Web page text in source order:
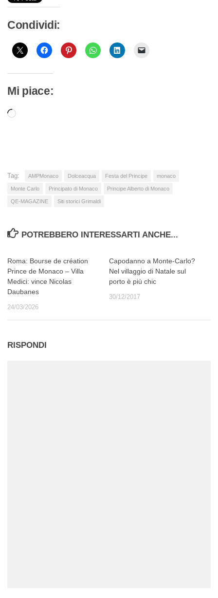
Condividi:
Mi piace:
Caricamento
Tag: AMPMonaco Dolceacqua Festa del Principe monaco
Monte Carlo Principato di Monaco Principe Alberto di Monaco
QE-MAGAZINE Siti storici Grimaldi
POTREBBERO INTERESSARTI ANCHE...
Roma: Bourse de création
Prince de Monaco – Villa
Medici: vince Nicolas
Daubanes
24/03/2026
Capodanno a Monte-Carlo?
Nel villaggio di Natale sul
porto è più chic
30/12/2017
RISPONDI